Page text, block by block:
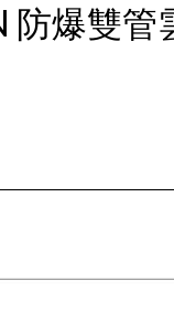
防爆雙